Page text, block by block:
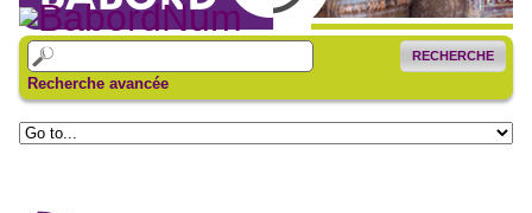
RECHERCHE
Recherche avancée